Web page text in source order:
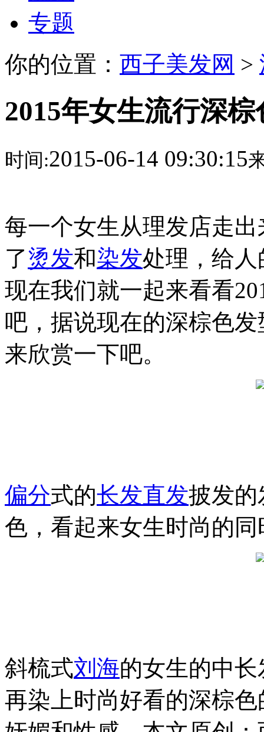
专题
你的位置： 西子美发网 >
2015年女生流行深
时间:2015-06-14 09:30:15
每一个女生从理发店走
了烫发和染发处理，给
现在我们就一起来看看
吧，据说现在的深棕色
来欣赏一下吧。
偏分式的长发直发披发的
色，看起来女生时尚的
斜梳式刘海的女生的中
再染上时尚好看的深棕